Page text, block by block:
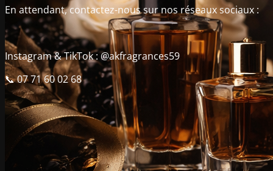
En attendant, contactez-nous sur nos réseaux sociaux :
Instagram & TikTok : @akfragrances59
📞 07 71 60 02 68